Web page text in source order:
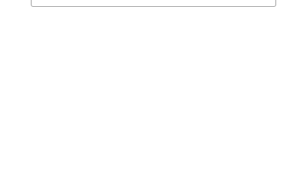
勝手に抱いた幻想を捨て、相手をよく知ることでようやく、私た